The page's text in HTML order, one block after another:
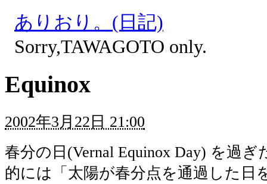
ありおり。(日記)
Sorry,TAWAGOTO only.
Equinox
2002年3月22日 21:00
春分の日(Vernal Equinox Day) を過ぎ
的には「太陽が春分点を通過した日